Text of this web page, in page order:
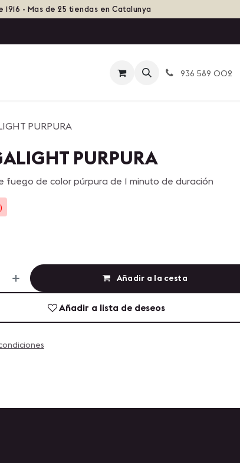
- Mas de 25 tiendas en Catalunya
936 589 002
PURPURA
PURPURA
fuego de color púrpura de 1 minuto de duración
Añadir a la cesta
Añadir a lista de deseos